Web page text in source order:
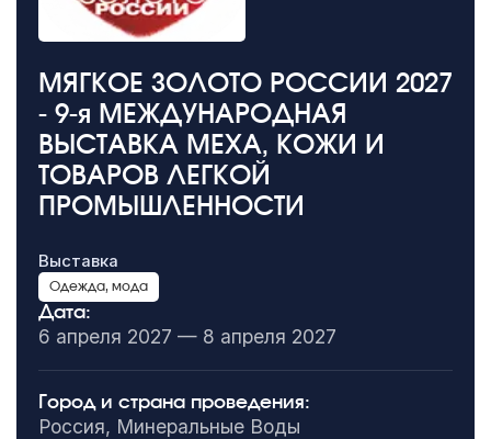
МЯГКОЕ ЗОЛОТО РОССИИ 2027
- 9-я МЕЖДУНАРОДНАЯ
ВЫСТАВКА МЕХА, КОЖИ И
ТОВАРОВ ЛЕГКОЙ
ПРОМЫШЛЕННОСТИ
Выставка
Одежда, мода
Дата:
6 апреля 2027 — 8 апреля 2027
Город и страна проведения:
Россия, Минеральные Воды